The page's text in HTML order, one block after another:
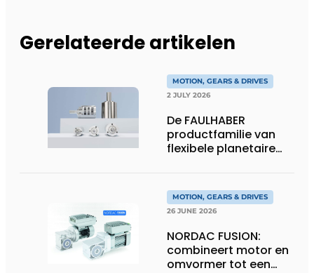
Gerelateerde artikelen
MOTION, GEARS & DRIVES
2 JULY 2026
De FAULHABER
productfamilie van
flexibele planetaire
MOTION, GEARS & DRIVES
26 JUNE 2026
NORDAC FUSION:
combineert motor en
omvormer tot een